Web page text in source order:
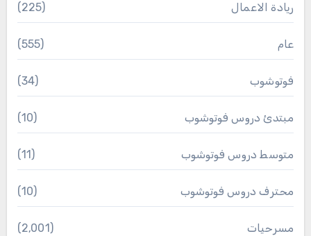
ريادة الاعمال (225)
عام (555)
فوتوشوب (34)
مبتدئ دروس فوتوشوب (10)
متوسط دروس فوتوشوب (11)
محترف دروس فوتوشوب (10)
مسرحيات (2٬001)